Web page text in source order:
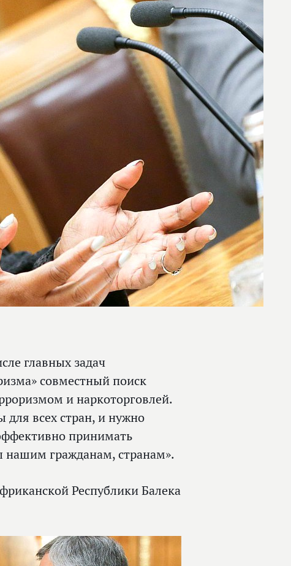
главных задач
совместный поиск
и наркоторговлей.
для всех стран, и нужно
принимать
нашим гражданам, странам».
Республики Балека